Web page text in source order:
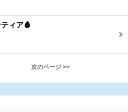
ィア🩸
次のページ >>